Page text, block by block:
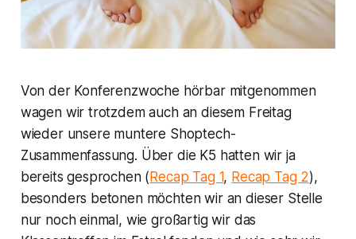
Von der Konferenzwoche hörbar mitgenommen
wagen wir trotzdem auch an diesem Freitag
wieder unsere muntere Shoptech-
Zusammenfassung. Über die K5 hatten wir ja
bereits gesprochen (Recap Tag 1, Recap Tag 2),
besonders betonen möchten wir an dieser Stelle
nur noch einmal, wie großartig wir das